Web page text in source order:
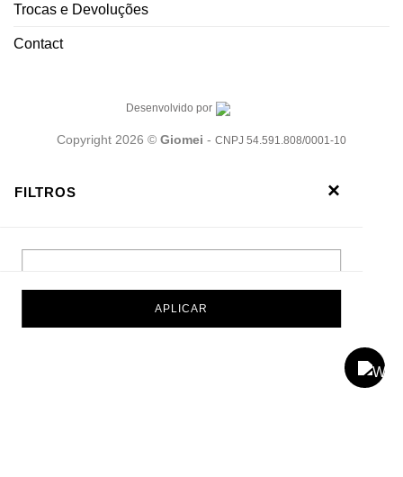
Trocas e Devoluções
Contact
Desenvolvido por
Copyright 2026 © Giomei - CNPJ 54.591.808/0001-10
FILTROS ×
APLICAR